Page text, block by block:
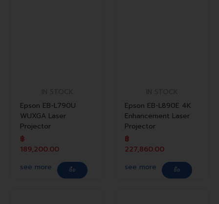
Epson EB-L790U
WUXGA Laser
Projector
฿
189,200.00
see more
ซื้อ
Epson EB-L890E 4K
Enhancement Laser
Projector
฿
227,860.00
see more
ซื้อ